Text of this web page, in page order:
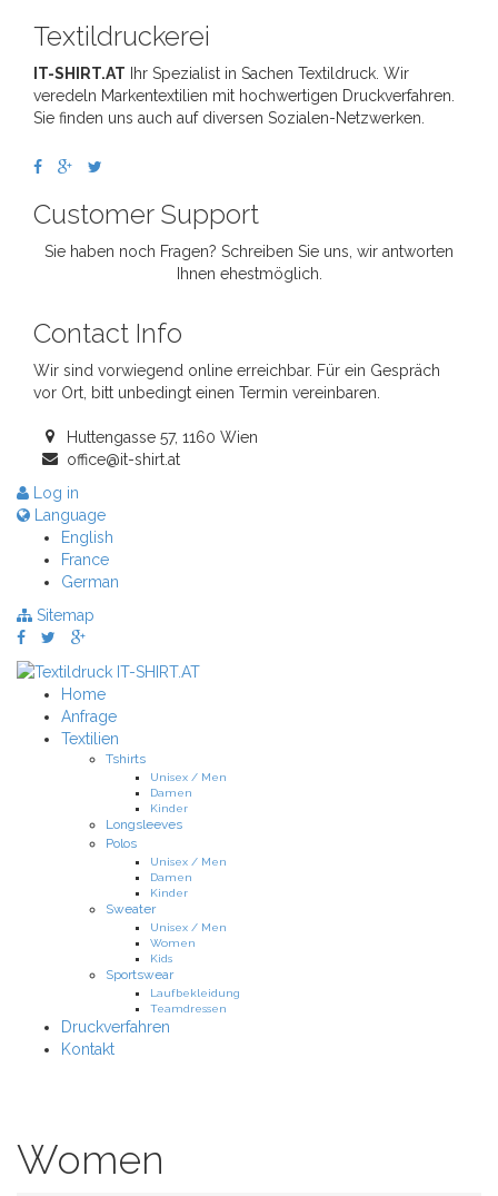
Textildruckerei
IT-SHIRT.AT Ihr Spezialist in Sachen Textildruck. Wir
veredeln Markentextilien mit hochwertigen Druckverfahren.
Sie finden uns auch auf diversen Sozialen-Netzwerken.
Customer Support
Sie haben noch Fragen? Schreiben Sie uns, wir antworten
Ihnen ehestmöglich.
Contact Info
Wir sind vorwiegend online erreichbar. Für ein Gespräch
vor Ort, bitt unbedingt einen Termin vereinbaren.
Huttengasse 57, 1160 Wien
office@it-shirt.at
Log in
Language
English
France
German
Sitemap
Home
Anfrage
Textilien
Tshirts
Unisex / Men
Damen
Kinder
Longsleeves
Polos
Unisex / Men
Damen
Kinder
Sweater
Unisex / Men
Women
Kids
Sportswear
Laufbekleidung
Teamdressen
Druckverfahren
Kontakt
Women